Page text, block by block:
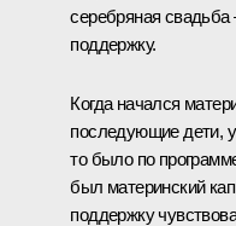
серебряная
поддержку.
Когда начался
последующие дети, у
то было по
был материнский
поддержку